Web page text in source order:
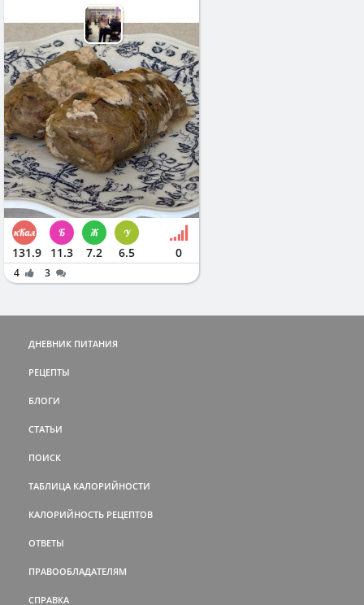
131.9 11.3 7.2 6.5 0
4 3
ДНЕВНИК ПИТАНИЯ
РЕЦЕПТЫ
БЛОГИ
СТАТЬИ
ПОИСК
ТАБЛИЦА КАЛОРИЙНОСТИ
КАЛОРИЙНОСТЬ РЕЦЕПТОВ
ОТВЕТЫ
ПРАВООБЛАДАТЕЛЯМ
СПРАВКА